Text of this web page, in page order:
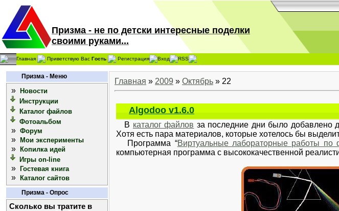
Призма - не по детски интересные поделки
своими руками...
Главная Приветствую Вас Гость Регистрация Вход RSS
Призма - Меню
»
Новости
Инструкции
Каталог файлов
Фотоальбом
» Форум
» Мои эксперименты
»
Копилка идей
Игры on-line
» Гостевая книга
» Каталог сайтов
Призма - Опрос
Сколько вы тратите в
Главная » 2009 » Октябрь » 22
Algodoo v1.6.0
В каталог файлов за последние дни было добавлено
Хотя есть пара материалов, которые хотелось бы
Программа “Виртуальные лабораторные работы по
компьютерная программа с высококачественной